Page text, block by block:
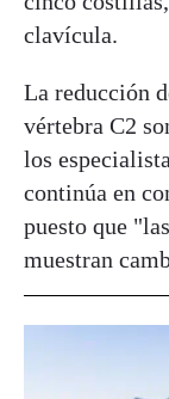
clavícula.
La reducción
vértebra C2
los
continúa en
puesto que
muestran